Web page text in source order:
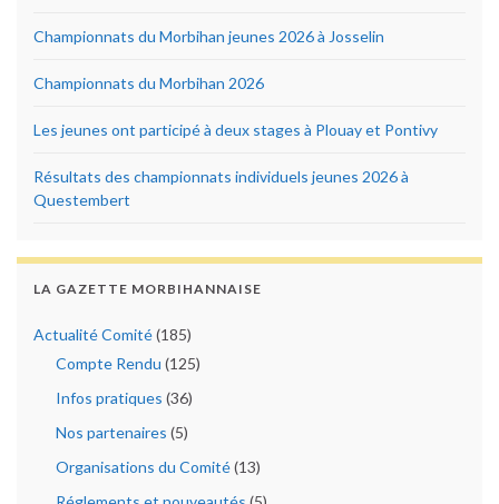
Championnats du Morbihan jeunes 2026 à Josselin
Championnats du Morbihan 2026
Les jeunes ont participé à deux stages à Plouay et Pontivy
Résultats des championnats individuels jeunes 2026 à
Questembert
LA GAZETTE MORBIHANNAISE
Actualité Comité(185)
Compte Rendu (125)
Infos pratiques (36)
Nos partenaires (5)
Organisations du Comité(13)